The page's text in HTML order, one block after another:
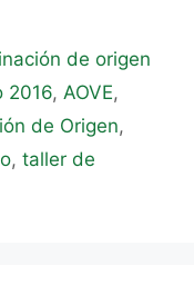
de origen
2016, AOVE,
de Origen,
, taller de